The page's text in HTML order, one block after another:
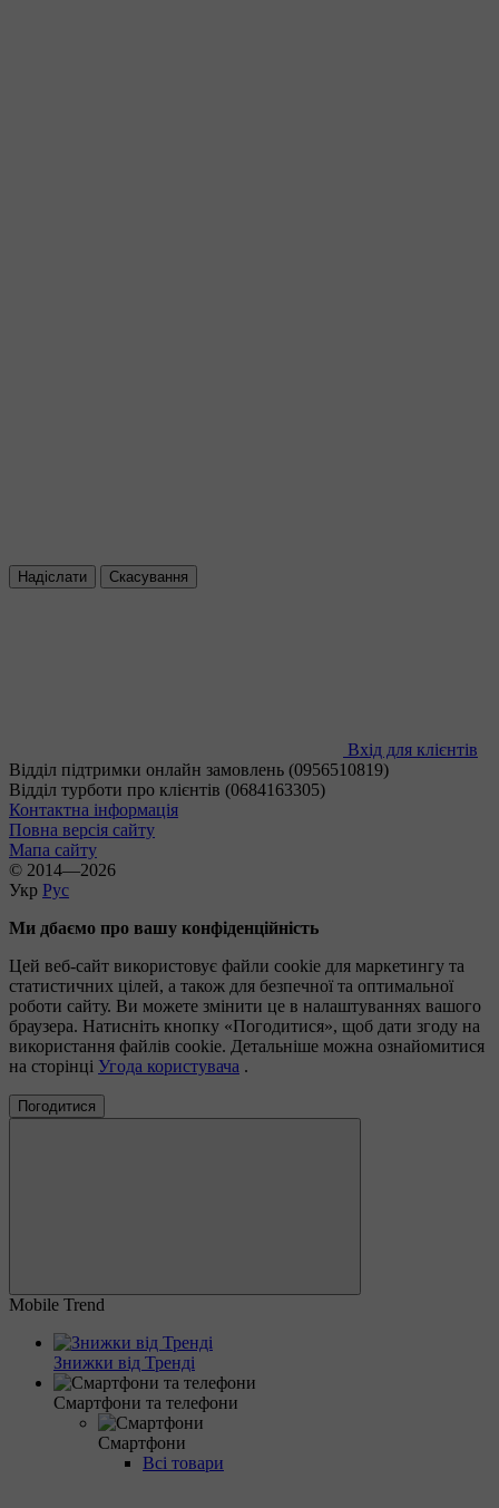
Надіслати Скасування
Вхід для клієнтів
Відділ підтримки онлайн замовлень (0956510819)
Відділ турботи про клієнтів (0684163305)
Контактна інформація
Повна версія сайту
Мапа сайту
© 2014—2026
Укр Рус
Ми дбаємо про вашу конфіденційність
Цей веб-сайт використовує файли cookie для маркетингу та
статистичних цілей, а також для безпечної та оптимальної
роботи сайту. Ви можете змінити це в налаштуваннях вашого
браузера. Натисніть кнопку «Погодитися», щоб дати згоду на
використання файлів cookie. Детальніше можна ознайомитися
на сторінці Угода користувача .
Погодитися
Mobile Trend
Знижки від Тренді
Смартфони та телефони
Смартфони
Всі товари